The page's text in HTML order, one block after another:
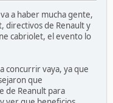
a haber mucha gente,
directivos de Renault y
cabriolet, el evento lo
concurrir vaya, ya que
que
de Reanult para